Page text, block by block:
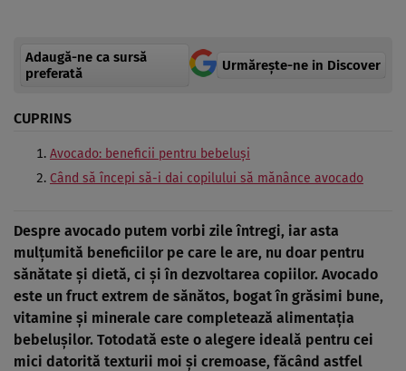
Adaugă-ne ca sursă
preferată
Urmărește-ne in Discover
CUPRINS
Avocado: beneficii pentru bebeluşi
Când să începi să-i dai copilului să mănânce avocado
Despre avocado putem vorbi zile întregi, iar asta
mulţumită beneficiilor pe care le are, nu doar pentru
sănătate şi dietă, ci şi în dezvoltarea copiilor. Avocado
este un fruct extrem de sănătos, bogat în grăsimi bune,
vitamine şi minerale care completează alimentaţia
bebeluşilor. Totodată este o alegere ideală pentru cei
mici datorită texturii moi şi cremoase, făcând astfel